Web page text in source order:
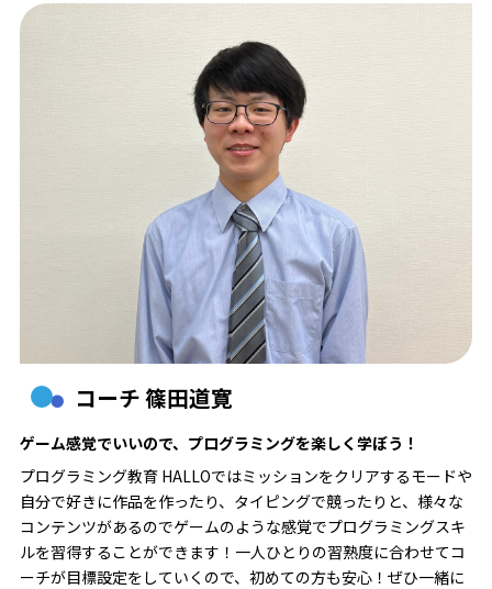
コーチ 篠田道寛
ゲーム感覚でいいので、プログラミングを楽しく学ぼう！
プログラミング教育 HALLOではミッションをクリアするモードや
自分で好きに作品を作ったり、タイピングで競ったりと、様々な
コンテンツがあるのでゲームのような感覚でプログラミングスキ
ルを習得することができます！一人ひとりの習熟度に合わせてコ
ーチが目標設定をしていくので、初めての方も安心！ぜひ一緒に